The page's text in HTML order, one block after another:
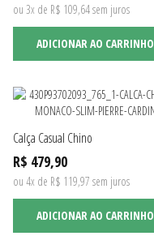
ou 3x de R$ 109,64 sem juros
ADICIONAR AO CARRINHO
Calça Casual Chino
R$ 479,90
ou 4x de R$ 119,97 sem juros
ADICIONAR AO CARRINHO